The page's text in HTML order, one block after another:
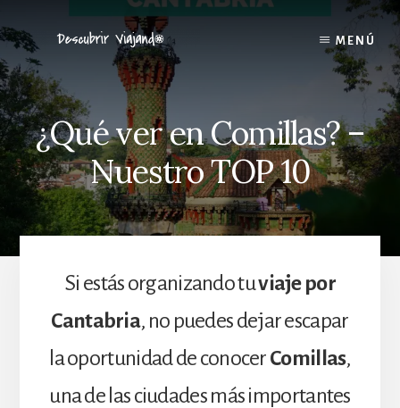
to
content
MENÚ
¿Qué ver en Comillas? –
Nuestro TOP 10
Si estás organizando tuviaje por
Cantabria, no puedes dejar escapar
la oportunidad de conocerComillas,
una de las ciudades más importantes